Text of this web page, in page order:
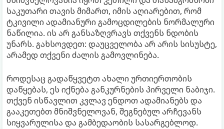
საკუთარი თავის მიმართ, იმის აღიარებით, რომ
ტკივილი ადამიანური გამოცდილების ნორმალური
ნაწილია. ის არ განსაზღვრავს თქვენს ნდობის
უნარს. გახსოვდეთ: დაუცველობა არ არის სისუსტე,
არამედ თქვენი ძალის გამოვლინება.
როდესაც გადაწყვეტთ ახალი ურთიერთობის
დაწყებას, ეს იქნება განკურნების პირველი ნაბიჯი.
თქვენ ისწავლით კვლავ ენდოთ ადამიანებს და
გააკეთებთ მნიშვნელოვან, შეგნებულ არჩევანს
სიყვარულისა და გამბედაობის სასარგებლოდ.